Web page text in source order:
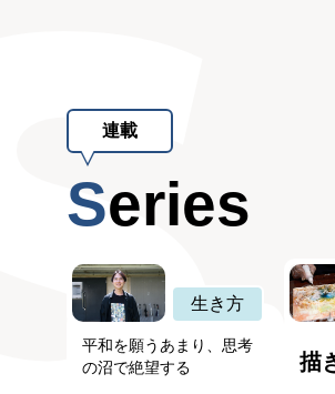
連載
Series
生き方
平和を願うあまり、思考
の沼で絶望する
描